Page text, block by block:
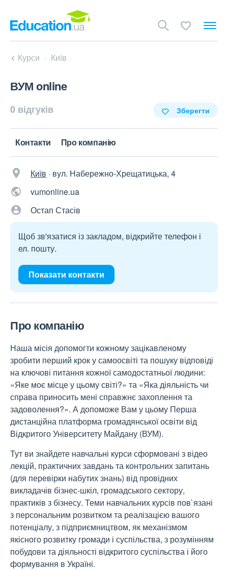
Курси Київ
ВУМ online
0 відгуків Зберегти
Контакти Про компанію
Київ · вул. Набережно-Хрещатицька, 4
vumonline.ua
Остап Стасів
Щоб зв'язатися із закладом, відкрийте телефон і
ел. пошту.
Показати контакти
Про компанію
Наша місія допомогти кожному зацікавленому
зробити перший крок у самоосвіті та пошуку відповіді
на ключові питання кожної самодостатньої людини:
«Яке моє місце у цьому світі?» та «Яка діяльність чи
справа приносить мені справжнє захоплення та
задоволення?». А допоможе Вам у цьому Перша
дистанційна платформа громадянської освіти від
Відкритого Університету Майдану (ВУМ).
Тут ви знайдете навчальні курси сформовані з відео
лекцій, практичних завдань та контрольних запитань
(для перевірки набутих знань) від провідних
викладачів бізнес-шкіл, громадського сектору,
практиків з бізнесу. Теми навчальних курсів пов`язані
з персональним розвитком та реалізацією вашого
потенціалу, з підприємництвом, як механізмом
якісного розвитку громади і суспільства, з розумінням
побудови та діяльності відкритого суспільства і його
формування в Україні.